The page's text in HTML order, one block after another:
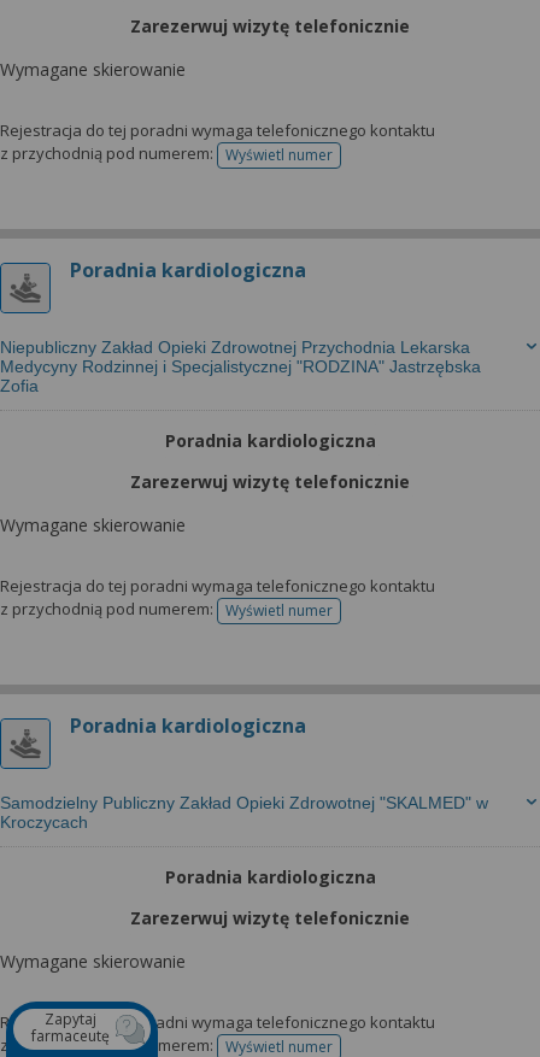
Zarezerwuj wizytę telefonicznie
Wymagane skierowanie
Rejestracja do tej poradni wymaga telefonicznego kontaktu
z przychodnią pod numerem:
Wyświetl numertelefonu do rejestracji
Poradnia kardiologiczna
Niepubliczny Zakład Opieki Zdrowotnej Przychodnia Lekarska
Medycyny Rodzinnej i Specjalistycznej "RODZINA" Jastrzębska
Zofia
Poradnia kardiologiczna
Zarezerwuj wizytę telefonicznie
Wymagane skierowanie
Rejestracja do tej poradni wymaga telefonicznego kontaktu
z przychodnią pod numerem:
Wyświetl numertelefonu do rejestracji
Poradnia kardiologiczna
Samodzielny Publiczny Zakład Opieki Zdrowotnej "SKALMED" w
Kroczycach
Poradnia kardiologiczna
Zarezerwuj wizytę telefonicznie
Wymagane skierowanie
Rejestracja do tej poradni wymaga telefonicznego kontaktu
z przychodnią pod numerem:
Wyświetl numer
Zapytaj
farmaceutę